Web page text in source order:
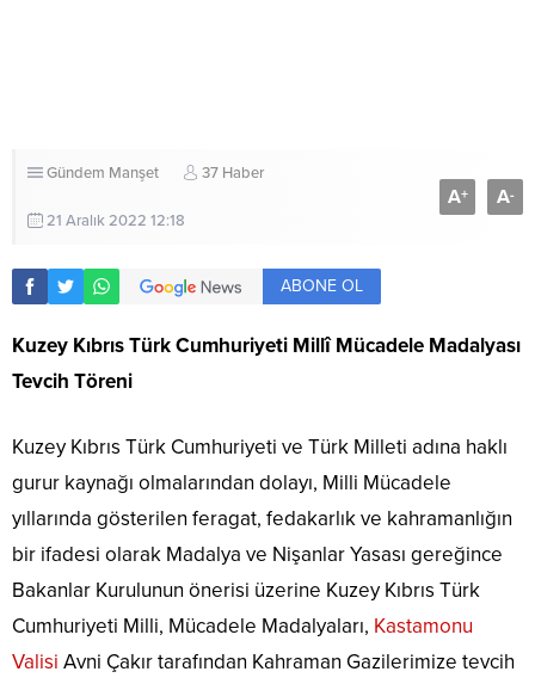
Gündem Manşet 37 Haber
21 Aralık 2022 12:18
A+ A-
ABONE OL
Kuzey Kıbrıs Türk Cumhuriyeti Millî Mücadele Madalyası
Tevcih Töreni
Kuzey Kıbrıs Türk Cumhuriyeti ve Türk Milleti adına haklı
gurur kaynağı olmalarından dolayı, Milli Mücadele
yıllarında gösterilen feragat, fedakarlık ve kahramanlığın
bir ifadesi olarak Madalya ve Nişanlar Yasası gereğince
Bakanlar Kurulunun önerisi üzerine Kuzey Kıbrıs Türk
Cumhuriyeti Milli, Mücadele Madalyaları, Kastamonu
Valisi Avni Çakır tarafından Kahraman Gazilerimize tevcih